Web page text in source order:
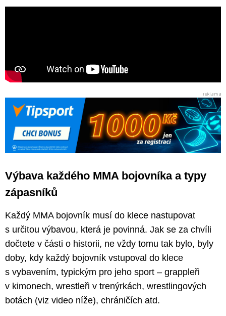
Výbava každého MMA bojovníka a typy
zápasníků
Každý MMA bojovník musí do klece nastupovat
s určitou výbavou, která je povinná. Jak se za chvíli
dočtete v části o historii, ne vždy tomu tak bylo, byly
doby, kdy každý bojovník vstupoval do klece
s vybavením, typickým pro jeho sport – grappleři
v kimonech, wrestleři v trenýrkách, wrestlingových
botách (viz video níže), chráničích atd.